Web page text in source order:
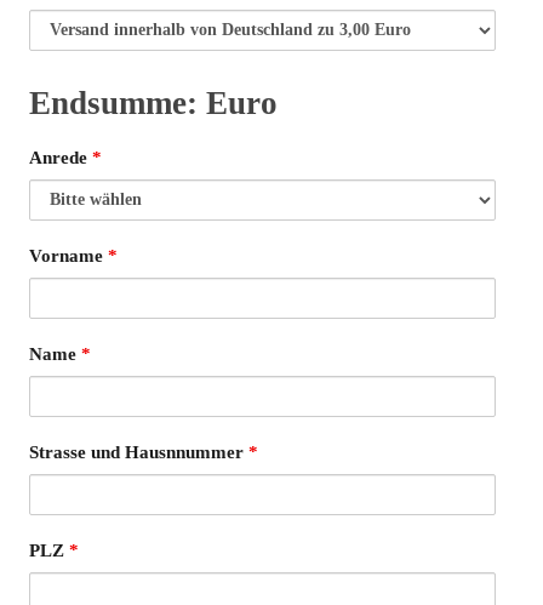
Endsumme
Endsumme: Euro
Anrede *
Vorname *
Name *
Strasse und Hausnnummer *
PLZ *